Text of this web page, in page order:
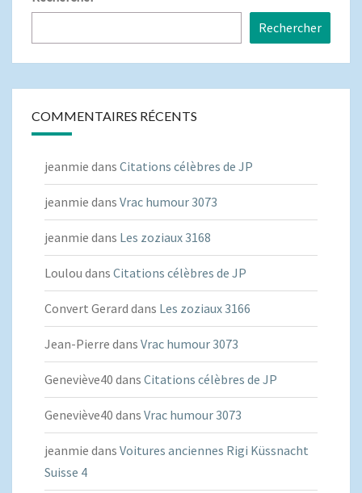
Rechercher
COMMENTAIRES RÉCENTS
jeanmie dans Citations célèbres de JP
jeanmie dans Vrac humour 3073
jeanmie dans Les zoziaux 3168
Loulou dans Citations célèbres de JP
Convert Gerard dans Les zoziaux 3166
Jean-Pierre dans Vrac humour 3073
Geneviève40 dans Citations célèbres de JP
Geneviève40 dans Vrac humour 3073
jeanmie dans Voitures anciennes Rigi Küssnacht
Suisse 4